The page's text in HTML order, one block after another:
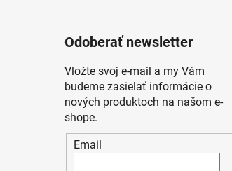
Odoberať newsletter
Vložte svoj e-mail a my Vám
budeme zasielať informácie o
nových produktoch na našom e-
shope.
Email